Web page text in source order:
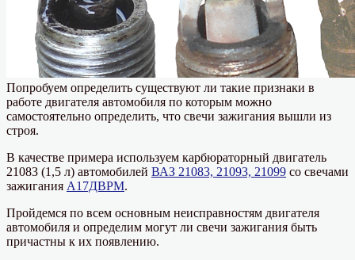
Попробуем определить существуют ли такие признаки в
работе двигателя автомобиля по которым можно
самостоятельно определить, что свечи зажигания вышли из
строя.
В качестве примера используем карбюраторный двигатель
21083 (1,5 л) автомобилей ВАЗ 21083, 21093, 21099 со свечами
зажигания А17ДВРМ.
Пройдемся по всем основным неисправностям двигателя
автомобиля и определим могут ли свечи зажигания быть
причастны к их появлению.